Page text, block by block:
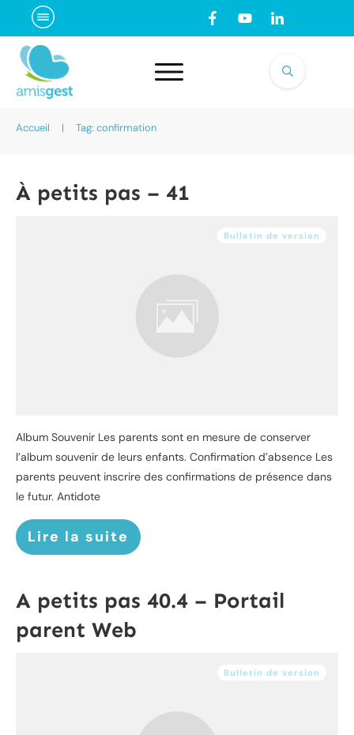
Accueil | Tag: confirmation
À petits pas – 41
Bulletin de version
Album Souvenir Les parents sont en mesure de conserver
l’album souvenir de leurs enfants. Confirmation d’absence Les
parents peuvent inscrire des confirmations de présence dans
le futur. Antidote
Lire la suite
A petits pas 40.4 – Portail
parent Web
Bulletin de version